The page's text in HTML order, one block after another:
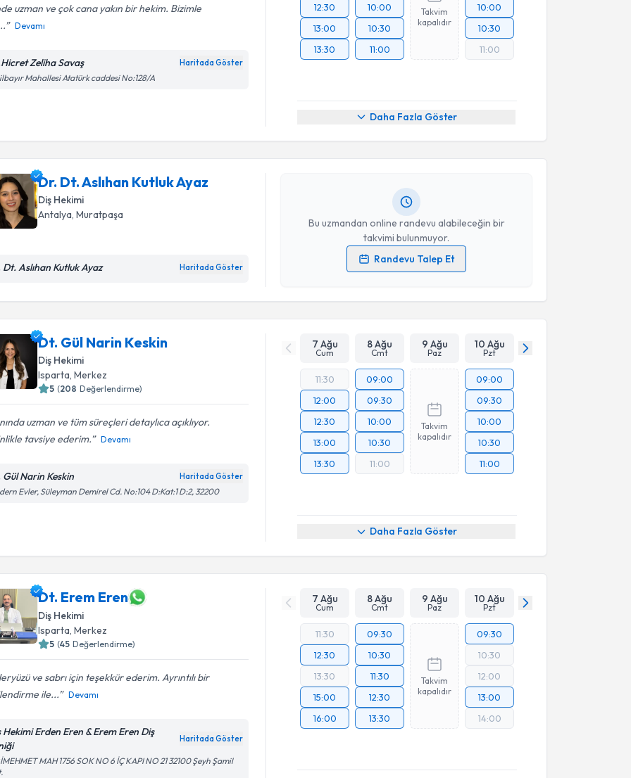
uzman ve çok cana yakın bir hekim. Bizimle
Devamı
Zeliha Savaş Haritada Göster
Mahallesi Atatürk caddesi No:128/A
12:30
13:00
13:30
10:00
10:30
11:00
Takvim
kapalıdır
10:00
10:30
11:00
Daha Fazla Göster
Dr. Dt. Aslıhan Kutluk Ayaz
Diş Hekimi
Antalya, Muratpaşa
Dt. Aslıhan Kutluk Ayaz Haritada Göster
Bu uzmandan online randevu alabileceğin bir
takvimi bulunmuyor.
Randevu Talep Et
Randevu Takvimi Talebi
oluşturun. Size bu uzmandan randevu almanız için bir takvim
hazırlandığında e-posta ile bilgilendireceğiz.
Kişisel verilerimin işlenmesine ilişkinAydınlatma Metni
işlenmesini kabul ediyorum.
Takvim Talebini Gönder
Dt. Gül Narin Keskin
Diş Hekimi
Isparta, Merkez
5 (208 Değerlendirme)
uzman ve tüm süreçleri detaylıca açıklıyor.
tavsiye ederim.
Devamı
Gül Narin Keskin Haritada Göster
Evler, Süleyman Demirel Cd. No:104 D:Kat:1 D:2, 32200
7 Ağu
Cum
8 Ağu
Cmt
9 Ağu
Paz
10 Ağu
Pzt
11:30
12:00
12:30
13:00
13:30
09:00
09:30
10:00
10:30
11:00
Takvim
kapalıdır
09:00
09:30
10:00
10:30
11:00
Daha Fazla Göster
Dt. Erem Eren
Diş Hekimi
Isparta , Merkez
5 (45 Değerlendirme)
ve sabrı için teşekkür ederim. Ayrıntılı bir
ile...
Devamı
Hekimi Erden Eren & Erem Eren Diş
Haritada Göster
MAH 1756 SOK NO 6 İÇ KAPI NO 21 32100 Şeyh Şamil
7 Ağu
Cum
8 Ağu
Cmt
9 Ağu
Paz
10 Ağu
Pzt
11:30
12:30
13:30
15:00
16:00
09:30
10:30
11:30
12:30
13:30
Takvim
kapalıdır
09:30
10:30
12:00
13:00
14:00